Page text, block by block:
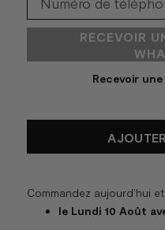
RECEVOIR
Recevoir
Commandez aujourd'hui
le Lundi 10 Août